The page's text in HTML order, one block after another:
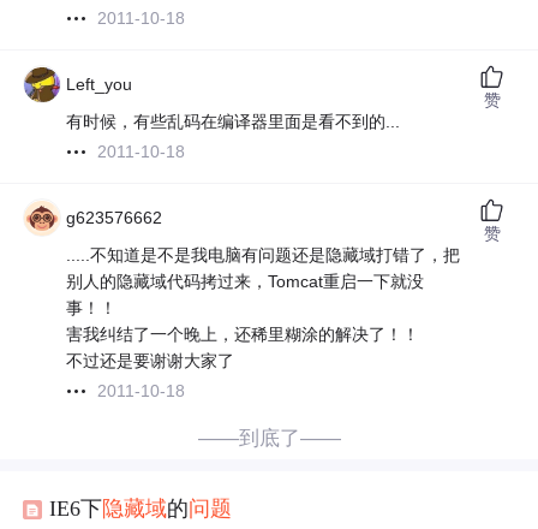
2011-10-18
Left_you
有时候，有些乱码在编译器里面是看不到的...
2011-10-18
赞
g623576662
.....不知道是不是我电脑有问题还是隐藏域打错了，把
别人的隐藏域代码拷过来，Tomcat重启一下就没
事！！
害我纠结了一个晚上，还稀里糊涂的解决了！！
不过还是要谢谢大家了
2011-10-18
赞
——到底了——
IE6下隐藏域的问题